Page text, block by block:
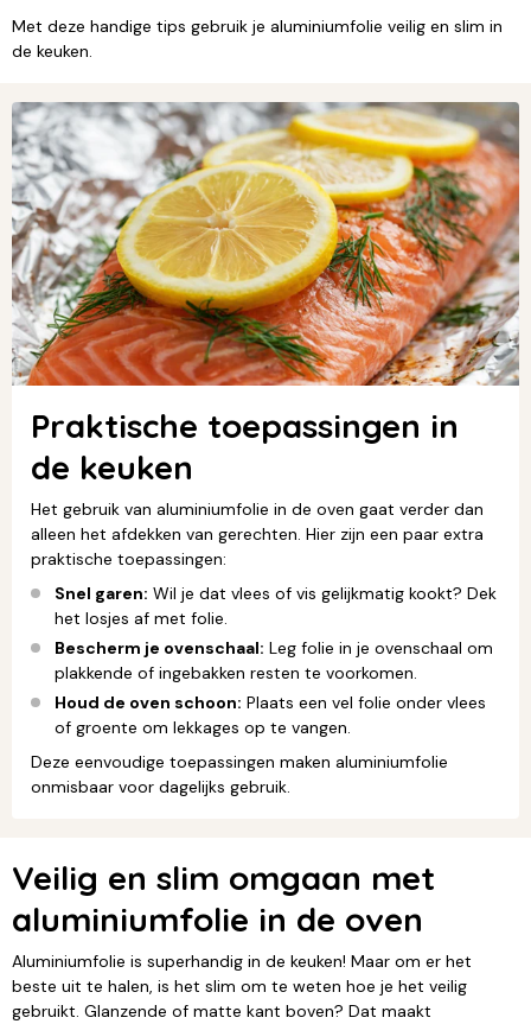
Met deze handige tips gebruik je aluminiumfolie veilig en slim in
de keuken.
Praktische toepassingen in
de keuken
Het gebruik van aluminiumfolie in de oven gaat verder dan
alleen het afdekken van gerechten. Hier zijn een paar extra
praktische toepassingen:
Snel garen: Wil je dat vlees of vis gelijkmatig kookt? Dek
het losjes af met folie.
Bescherm je ovenschaal: Leg folie in je ovenschaal om
plakkende of ingebakken resten te voorkomen.
Houd de oven schoon: Plaats een vel folie onder vlees
of groente om lekkages op te vangen.
Deze eenvoudige toepassingen maken aluminiumfolie
onmisbaar voor dagelijks gebruik.
Veilig en slim omgaan met
aluminiumfolie in de oven
Aluminiumfolie is superhandig in de keuken! Maar om er het
beste uit te halen, is het slim om te weten hoe je het veilig
gebruikt. Glanzende of matte kant boven? Dat maakt